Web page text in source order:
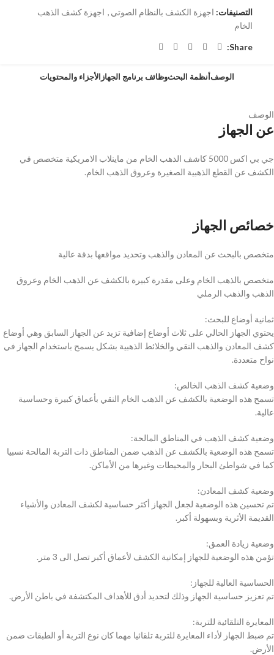
التصنيفات: اجهزة الكشف بالنظام الصوتي , اجهزة كشف الذهب
الخام
Share:
الوصفأنظمة البحثوظائف برنامج الجهاز الأجزاء والمحتويات
الوصف
عن الجهاز
جي بي اكس 5000 كاشف الذهب الخام من ماينلاب الامريكية متخصص في
الكشف عن القطع الذهبية الصغيرة وعروق الذهب الخام.
خصائص الجهاز
متخصص بالبحث عن المعادن والذهب وتحديد مواقعها بدقة عالية
متخصص بالذهب الخام وعلى مقدرة كبيرة بالكشف عن الذهب الخام وعروق
الذهب والذهب الرملي
ثمانية أوضاع للبحث:
يحتوي الجهاز الحالي على ثلاث أوضاع إضافية تزيد عن الجهاز السابق وهي أوضاع
كشف المعادن والذهب النقي والخلائط الذهبية بشكل يسمح باستخدام الجهاز في
نواح متعددة.
وضعية كشف الذهب الخالص:
تسمح هذه الوضعية بالكشف عن الذهب الخام النقي بأعماق كبيرة وحساسية
عالية.
وضعية كشف الذهب في المناطق المالحة:
تسمح هذه الوضعية بالكشف عن الذهب ضمن المناطق ذات التربة المالحة نسبيا
كما في شواطئ البحار والمحيطات وغيرها من الأماكن.
وضعية كشف المعادن:
تم تحسين هذه الوضعية لجعل الجهاز أكثر حساسية لكشف المعادن والأشياء
القديمة الأثرية وبسهولة أكبر.
وضعية زيادة العمق:
تؤمن هذه الوضعية للجهاز إمكانية الكشف لأعماق أكبر تصل الى 3 متر.
الحساسية العالية للجهاز:
تم تعزيز حساسية الجهاز وذلك لتحديد أدق للأهداف المكتشفة في باطن الأرض.
المعايرة التلقائية للتربة:
تم ضبط الجهاز لأداء المعايرة للتربة تلقائيا مهما كان نوع التربة أو الطبقات ضمن
الأرض.